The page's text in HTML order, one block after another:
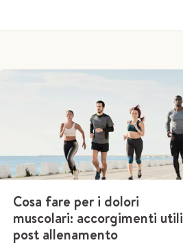
Cosa fare per i dolori
muscolari: accorgimenti utili
post allenamento